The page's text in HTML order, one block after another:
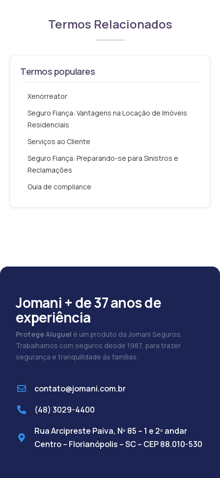
Termos Relacionados
Termos populares
Xenorreator
Seguro Fiança: Vantagens na Locação de Imóveis
Residenciais
Serviços ao Cliente
Seguro Fiança: Preparando-se para Sinistros e
Reclamações
Guia de compliance
Jomani + de 37 anos de
experiência
Protege Aluguel é um produto da Jomani Seguros.
Trabalhamos com seguros desde 1987, para trazer
segurança e tranquilidade às famílias.
contato@jomani.com.br
(48) 3029-4400
Rua Arcipreste Paiva, Nº 85 – 1 e 2º andar
Centro – Florianópolis – SC – CEP 88.010-530